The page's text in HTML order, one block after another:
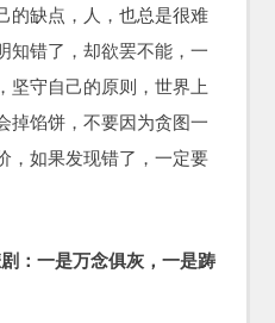
缺点，人，也总是很难
知错了，却欲罢不能，一
坚守自己的原则，世界上
掉馅饼，不要因为贪图一
，如果发现错了，一定要
一是万念俱灰，一是踌